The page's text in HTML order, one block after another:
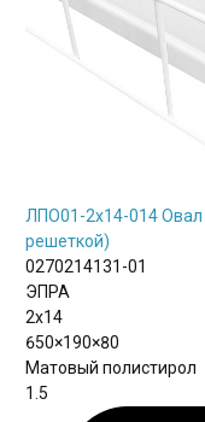
ЛПО01-2х14-014 Овал
решеткой)
0270214131-01
ЭПРА
2х14
650×190×80
Матовый полистирол
1.5